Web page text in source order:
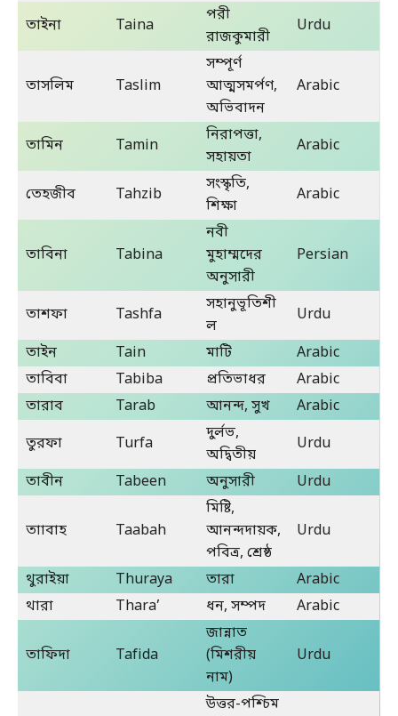
তাইনা Taina
পরী
রাজকুমারী
Urdu
তাসলিম Taslim
সম্পূর্ণ
আত্মসমর্পণ,
অভিবাদন
Arabic
তামিন Tamin
নিরাপত্তা,
সহায়তা
Arabic
তেহজীব Tahzib
সংস্কৃতি,
শিক্ষা
Arabic
তাবিনা Tabina
নবী
মুহাম্মদের
অনুসারী
Persian
তাশফা Tashfa
সহানুভূতিশী
ল
Urdu
তাইন
Tain মাটি
Arabic
তাবিবা
Tabiba প্রতিভাধর
Arabic
তারাব
Tarab আনন্দ, সুখ
Arabic
তুরফা
Turfa
দুর্লভ,
অদ্বিতীয়
Urdu
তাবীন
Tabeen অনুসারী Urdu
তাাবাহ Taabah
মিষ্টি,
আনন্দদায়ক,
পবিত্র, শ্রেষ্ঠ
Urdu
থুরাইয়া Thuraya তারা
Arabic
থারা
Thara’ ধন, সম্পদ Arabic
তাফিদা Tafida
জান্নাত
(মিশরীয়
নাম)
Urdu
উত্তর-পশ্চিম